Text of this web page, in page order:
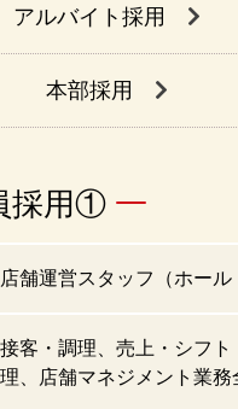
アルバイト採用
本部採用
採用①
店舗運営スタッフ（ホール
接客・調理、売上・シフト
理、店舗マネジメント業務